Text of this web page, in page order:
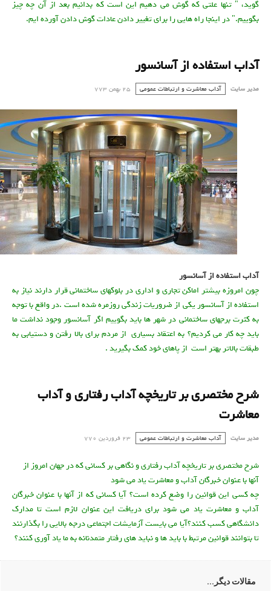
گويد، " تنها علتی که گوش می دهيم اين است که بدانيم بعد از آن چه چيز
بگوييم." در اينجا راه هايی را برای تغيير دادن عادات گوش دادن آورده ايم.
آداب استفاده از آسانسور
مدیر سایت آداب معاشرت و ارتباطات عمومی 25 بهمن 773
آداب استفاده از آسانسور
چون امروزه بیشتر اماکن تجاری و اداری در بلوکهای ساختمانی قرار دارند نیاز به
استفاده از آسانسور یکی از ضروریات زندگی روزمره شده است .در واقع با توجه
به کثرت برجهای ساختمانی در شهر ها باید بگوییم اگر آسانسور وجود نداشت ما
باید چه کار می کردیم؟ به اعتقاد بسیاری از مردم برای بالا رفتن و دستیابی به
طبقات بالاتر بهتر است از پاهای خود کمک بگیرید .
شرح مختصری بر تاریخچه آداب رفتاری و آداب
معاشرت
مدیر سایت آداب معاشرت و ارتباطات عمومی 23 فروردين 770
شرح مختصری بر تاریخچه آداب رفتاری و نگاهی بر کسانی که در جهان امروز از
آنها با عنوان خبرگان آداب و معاشرت یاد می شود
چه کسی این قوانین را وضع کرده است؟ آیا کسانی که از آنها با عنوان خبرگان
آداب و معاشرت یاد می شود برای دریافت این عنوان لازم است تا مدارک
دانشگاهی کسب کنند؟آیا می بایست آزمایشات اجتماعی درجه بالایی را بگذارنند
تا بتوانند قوانین مرتبط با باید ها و نباید های رفتار متمدنانه به ما یاد آوری کنند؟
مقالات دیگر...